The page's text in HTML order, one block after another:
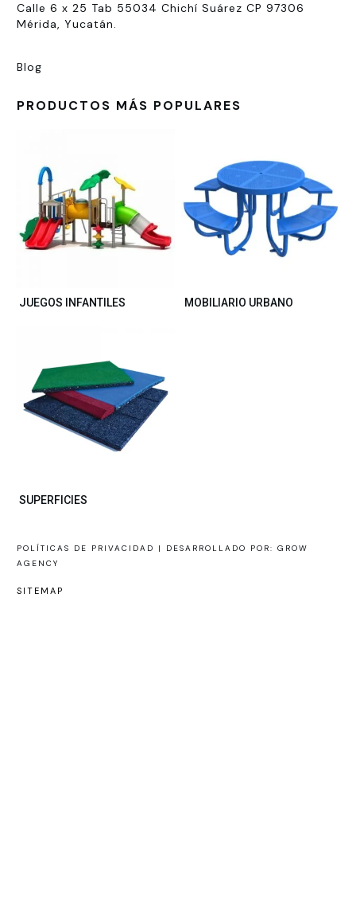
Calle 6 x 25 Tab 55034 Chichí Suárez CP 97306
Mérida, Yucatán.
Blog
PRODUCTOS MÁS POPULARES
JUEGOS INFANTILES MOBILIARIO URBANO
SUPERFICIES
POLÍTICAS DE PRIVACIDAD |
DESARROLLADO POR: GROW
AGENCY
SITEMAP